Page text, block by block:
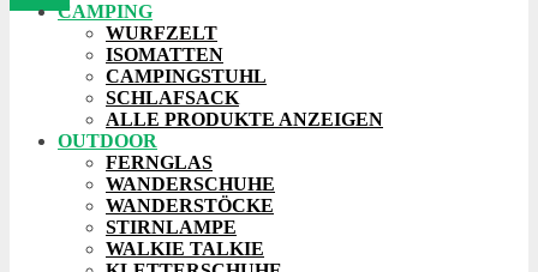
CAMPING
WURFZELT
ISOMATTEN
CAMPINGSTUHL
SCHLAFSACK
ALLE PRODUKTE ANZEIGEN
OUTDOOR
FERNGLAS
WANDERSCHUHE
WANDERSTÖCKE
STIRNLAMPE
WALKIE TALKIE